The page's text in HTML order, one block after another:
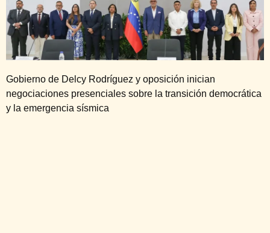
Gobierno de Delcy Rodríguez y oposición inician
negociaciones presenciales sobre la transición democrática
y la emergencia sísmica